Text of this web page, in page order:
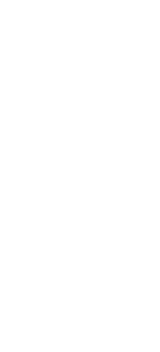
des Pays
in
für